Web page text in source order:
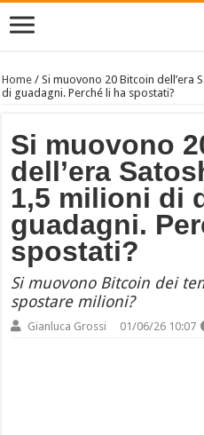
Home /Si muovono 20 Bitcoin dell’era
di guadagni. Perché li ha spostati?
Si muovono
dell’era
1,5 milioni di
guadagni.
spostati?
Si muovono Bitcoin dei
spostare milioni?
Gianluca Grossi 01/06/26 10:07